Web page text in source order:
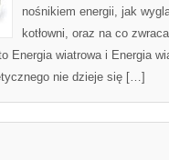
nośnikiem energii, jak
kotłowni, oraz na co
Energia wiatrowa i Energia
nie dzieje się […]